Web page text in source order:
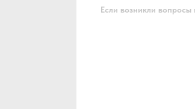
Если возникли